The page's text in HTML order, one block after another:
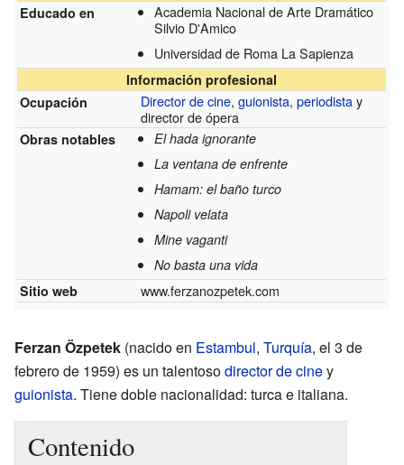
Educado en
Academia Nacional de Arte Dramático
Silvio D'Amico
Universidad de Roma La Sapienza
Información profesional
Ocupación
Director de cine,guionista,periodistay
director de ópera
Obras notables
El hada ignorante
La ventana de enfrente
Hamam: el baño turco
Napoli velata
Mine vaganti
No basta una vida
Sitio web
www.ferzanozpetek.com
Ferzan Özpetek (nacido en Estambul, Turquía, el 3 de
febrero de 1959) es un talentosodirector de ciney
guionista. Tiene doble nacionalidad: turca e italiana.
Contenido